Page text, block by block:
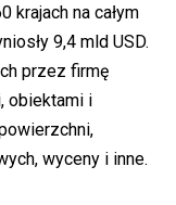
krajach na całym
9,4 mld USD.
przez firmę
obiektami i
wyceny i inne.